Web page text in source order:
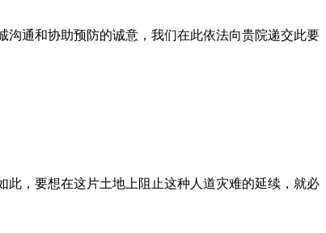
通和协助预防的诚意，我们在此依法向贵院递交此要
，要想在这片土地上阻止这种人道灾难的延续，就必